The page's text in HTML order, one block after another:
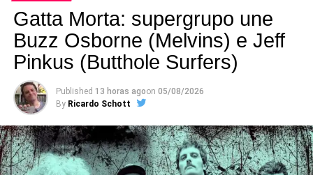
Ricardo Schott é jornalista, radialista, editor e principal
colaborador do POP FANTASMA.
Gatta Morta: supergrupo une
Buzz Osborne (Melvins) e Jeff
Pinkus (Butthole Surfers)
Published 13 horas agoon 05/08/2026
By Ricardo Schott